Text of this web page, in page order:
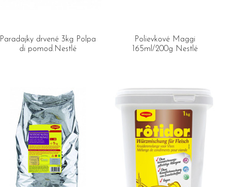
Paradajky drvené 3kg Polpa
di pomod.Nestlé
Polievkové Maggi
165ml/200g Nestlé